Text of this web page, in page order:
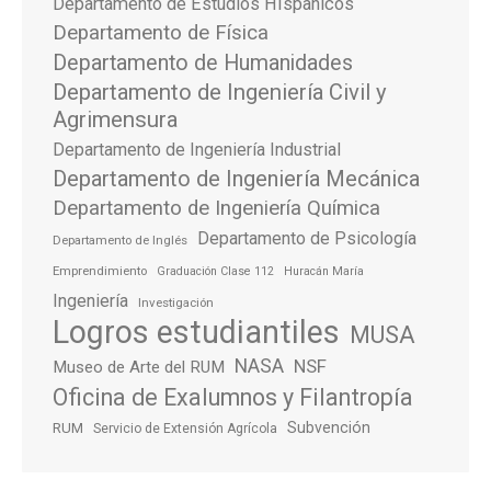
Departamento de Física
Departamento de Humanidades
Departamento de Ingeniería Civil y
Agrimensura
Departamento de Ingeniería Industrial
Departamento de Ingeniería Mecánica
Departamento de Ingeniería Química
Departamento de Inglés Departamento de Psicología
Emprendimiento Graduación Clase 112 Huracán María
Ingeniería Investigación
Logros estudiantiles MUSA
Museo de Arte del RUM NASA NSF
Oficina de Exalumnos y Filantropía
RUM Servicio de Extensión Agrícola Subvención